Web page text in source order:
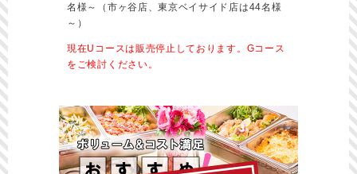
名様～（市ヶ谷店、東京ベイサイド店は44名様
～）
現在Uコースは販売停止しております。Gコース
をご検討ください。